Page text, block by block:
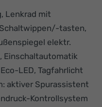
Lenkrad mit
tasten,
elektr.
Einschaltautomatik
LED, Tagfahrlicht
aktiver Spurassistent
Kontrollsystem